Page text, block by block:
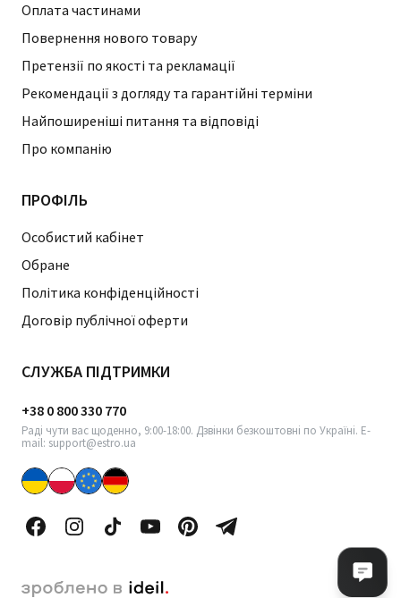
Оплата частинами
Повернення нового товару
Претензії по якості та рекламації
Рекомендації з догляду та гарантійні терміни
Найпоширеніші питання та відповіді
Про компанію
ПРОФІЛЬ
Особистий кабінет
Обране
Політика конфіденційності
Договір публічної оферти
СЛУЖБА ПІДТРИМКИ
+38 0 800 330 770
Раді чути вас щоденно, 9:00-18:00. Дзвінки безкоштовні по Україні. E-
mail: support@estro.ua